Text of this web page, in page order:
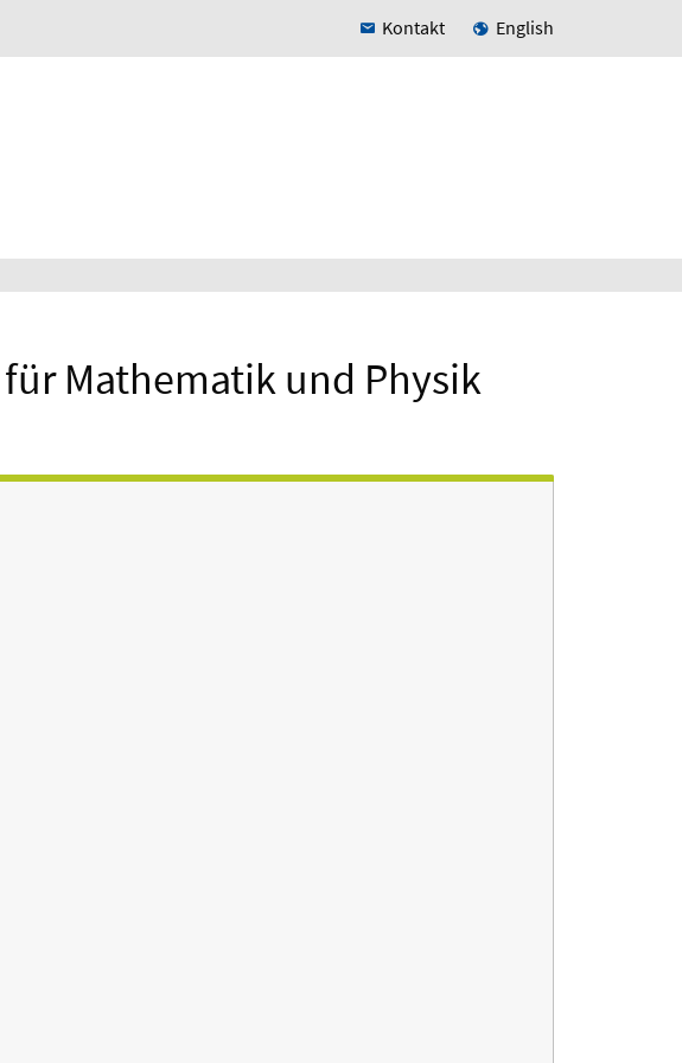
Kontakt English
Mathematik und Physik